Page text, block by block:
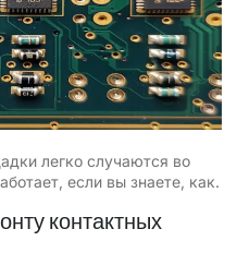
легко случаются во
если вы знаете, как.
контактных